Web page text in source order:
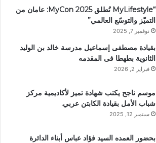
“MyLifestyle تُطلق MyCon 2025: عامان من
التميّز والتوسّع العالمي”
نوفمبر 7, 2025
بقيادة مصطفى إسماعيل مدرسة خالد بن الوليد
الثانوية بطهطا فى المقدمه
فبراير 2, 2026
موسم ناجح يكتب شهادة تميز لأكاديمية مركز
شباب الأمل بقيادة الكابتن عربي.
سبتمبر 12, 2025
بحضور العمده السيد فؤاد عباس أبناء الدائرة